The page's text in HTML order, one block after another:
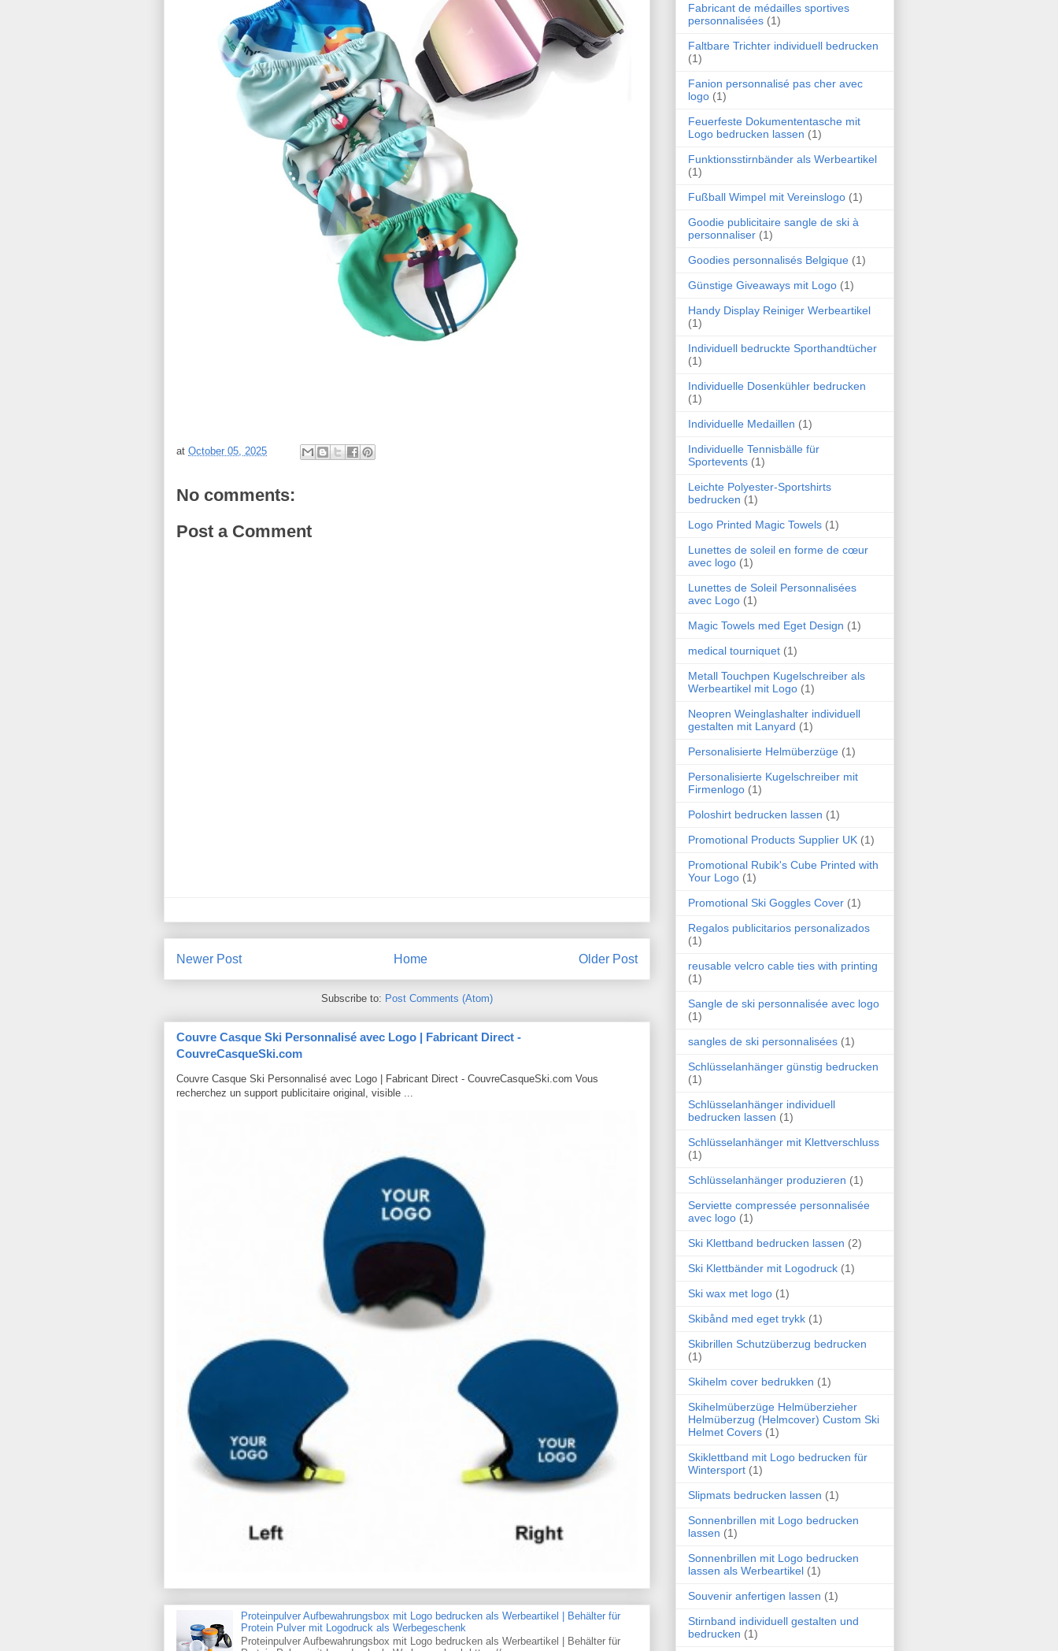
at October 05, 2025
No comments:
Post a Comment
Newer Post Older Post
Home
Subscribe to: Post Comments (Atom)
Couvre Casque Ski Personnalisé avec Logo | Fabricant Direct -
CouvreCasqueSki.com
Couvre Casque Ski Personnalisé avec Logo | Fabricant Direct - CouvreCasqueSki.com Vous
recherchez un support publicitaire original, visible ...
Proteinpulver Aufbewahrungsbox mit Logo bedrucken als Werbeartikel | Behälter für
Protein Pulver mit Logodruck als Werbegeschenk
Proteinpulver Aufbewahrungsbox mit Logo bedrucken als Werbeartikel | Behälter für
Fabricant de médailles sportives
personnalisées (1)
Faltbare Trichter individuell bedrucken
(1)
Fanion personnalisé pas cher avec
logo (1)
Feuerfeste Dokumententasche mit
Logo bedrucken lassen (1)
Funktionsstirnbänder als Werbeartikel
(1)
Fußball Wimpel mit Vereinslogo (1)
Goodie publicitaire sangle de ski à
personnaliser (1)
Goodies personnalisés Belgique (1)
Günstige Giveaways mit Logo (1)
Handy Display Reiniger Werbeartikel
(1)
Individuell bedruckte Sporthandtücher
(1)
Individuelle Dosenkühler bedrucken
(1)
Individuelle Medaillen (1)
Individuelle Tennisbälle für
Sportevents (1)
Leichte Polyester-Sportshirts
bedrucken (1)
Logo Printed Magic Towels (1)
Lunettes de soleil en forme de cœur
avec logo (1)
Lunettes de Soleil Personnalisées
avec Logo (1)
Magic Towels med Eget Design (1)
medical tourniquet (1)
Metall Touchpen Kugelschreiber als
Werbeartikel mit Logo (1)
Neopren Weinglashalter individuell
gestalten mit Lanyard (1)
Personalisierte Helmüberzüge (1)
Personalisierte Kugelschreiber mit
Firmenlogo (1)
Poloshirt bedrucken lassen (1)
Promotional Products Supplier UK (1)
Promotional Rubik's Cube Printed with
Your Logo (1)
Promotional Ski Goggles Cover (1)
Regalos publicitarios personalizados
(1)
reusable velcro cable ties with printing
(1)
Sangle de ski personnalisée avec logo
(1)
sangles de ski personnalisées (1)
Schlüsselanhänger günstig bedrucken
(1)
Schlüsselanhänger individuell
bedrucken lassen (1)
Schlüsselanhänger mit Klettverschluss
(1)
Schlüsselanhänger produzieren (1)
Serviette compressée personnalisée
avec logo (1)
Ski Klettband bedrucken lassen (2)
Ski Klettbänder mit Logodruck (1)
Ski wax met logo (1)
Skibånd med eget trykk (1)
Skibrillen Schutzüberzug bedrucken
(1)
Skihelm cover bedrukken (1)
Skihelmüberzüge Helmüberzieher
Helmüberzug (Helmcover) Custom Ski
Helmet Covers (1)
Skiklettband mit Logo bedrucken für
Wintersport (1)
Slipmats bedrucken lassen (1)
Sonnenbrillen mit Logo bedrucken
lassen (1)
Sonnenbrillen mit Logo bedrucken
lassen als Werbeartikel (1)
Souvenir anfertigen lassen (1)
Stirnband individuell gestalten und
bedrucken (1)